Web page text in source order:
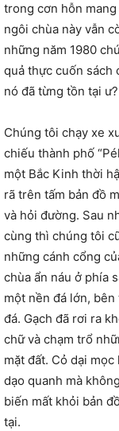
trong cơn hỗn
ngôi chùa này vẫn
những năm 1980
quả thực cuốn sách
nó đã từng tồn tại ư?
Chúng tôi chạy xe
chiếu thành phố
một Bắc Kinh thời
rã trên tấm bản đồ
và hỏi đường. Sau
cùng thì chúng tôi
những cánh cổng
chùa ẩn náu ở phía
một nền đá lớn,
đá. Gạch đã rơi ra
chữ và chạm trổ
mặt đất. Cỏ dại
dạo quanh mà
biến mất khỏi bản
tại.